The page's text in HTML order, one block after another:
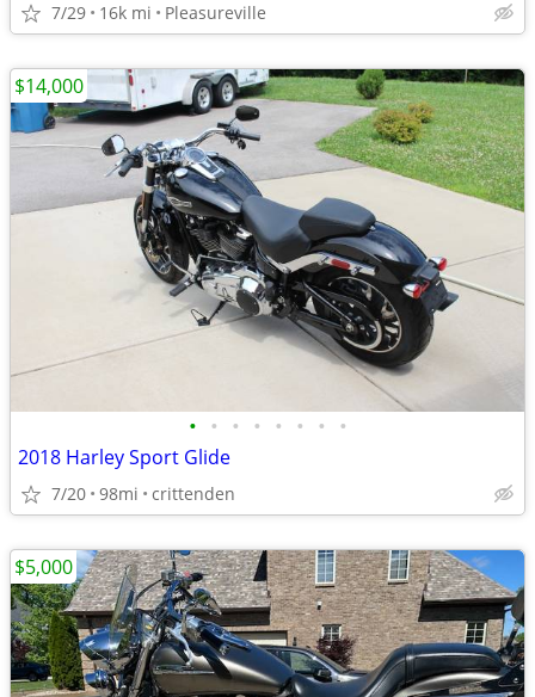
7/29 16k mi Pleasureville
• • • • • • • •
2018 Harley Sport Glide
7/20 98mi crittenden
$14,000
$5,000